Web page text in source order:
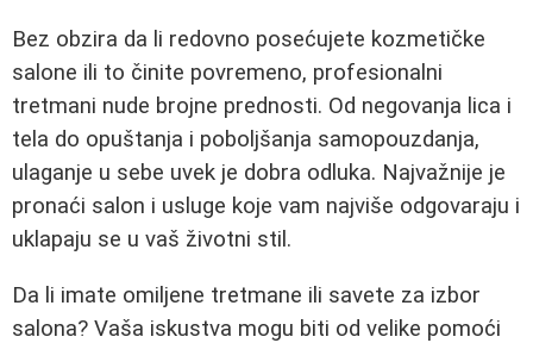
Bez obzira da li redovno posećujete kozmetičke
salone ili to činite povremeno, profesionalni
tretmani nude brojne prednosti. Od negovanja lica i
tela do opuštanja i poboljšanja samopouzdanja,
ulaganje u sebe uvek je dobra odluka. Najvažnije je
pronaći salon i usluge koje vam najviše odgovaraju i
uklapaju se u vaš životni stil.
Da li imate omiljene tretmane ili savete za izbor
salona? Vaša iskustva mogu biti od velike pomoći